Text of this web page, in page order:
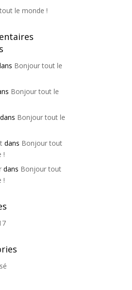
le monde !
Bonjour tout le
Bonjour tout le
dans Bonjour tout le
dans Bonjour tout
!
dans Bonjour tout
!